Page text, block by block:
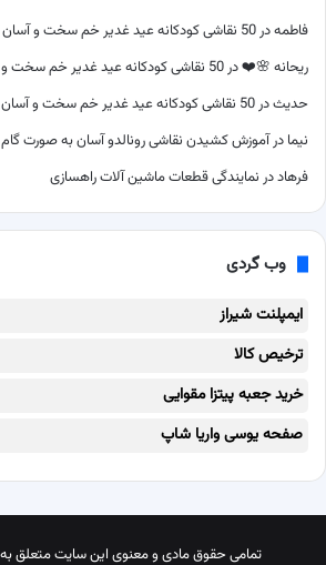
فاطمهدر 50 نقاشی کودکانه عید غدیر خم سخت و آسان و برای رنگ آمیزی
ریحانه 🌸❤️در 50 نقاشی کودکانه عید غدیر خم سخت و آسان و برای رنگ آمیزی
حدیثدر 50 نقاشی کودکانه عید غدیر خم سخت و آسان و برای رنگ آمیزی
نیما درآموزش کشیدن نقاشی رونالدو آسان به صورت
فرهاددر نمایندگی قطعات ماشین آلات راهسازی
وب گردی
ایمپلنت شیراز
ترخیص کالا
خرید جعبه پیتزا مقوایی
صفحه یوسی واریا شاپ
تمامی حقوق مادی و معنوی این سایت متعلق به